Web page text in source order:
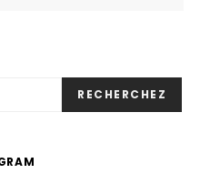
RECHERCHEZ